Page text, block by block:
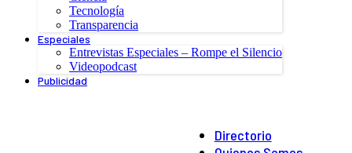
Tecnología
Transparencia
Especiales
Entrevistas Especiales – Rompe el Silencio
Videopodcast
Publicidad
Directorio